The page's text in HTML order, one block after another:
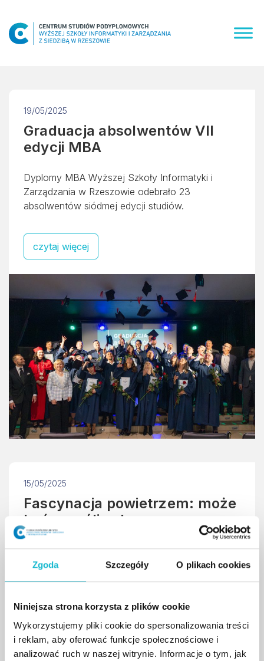
Zgoda Szczegóły O plikach cookies
Niniejsza strona korzysta z plików cookie
Wykorzystujemy pliki cookie do spersonalizowania treści
i reklam, aby oferować funkcje społecznościowe i
analizować ruch w naszej witrynie. Informacje o tym, jak
content
19/05/2025
Graduacja absolwentów VII
edycji MBA
Dyplomy MBA Wyższej Szkoły Informatyki i
Zarządzania w Rzeszowie odebrało 23
absolwentów siódmej edycji studiów.
czytaj więcej
15/05/2025
Fascynacja powietrzem: może
być zaraźliwa!
Wykład otwarty prof. Lidii Morawskiej. 27 maja
2025, Aula WSIiZ w Rzeszowie.
czytaj więcej